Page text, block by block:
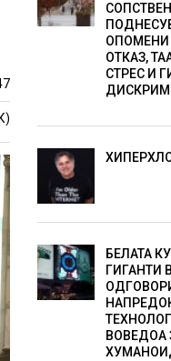
ОПОМЕНИ
ОТКАЗ,
СТРЕС И
БЕЛАТА
ГИГАНТИ
ВОВЕДОА